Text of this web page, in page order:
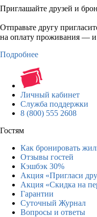
Приглашайте друзей и
Отправьте другу
на оплату проживания — и
Подробнее
Личный кабинет
Служба поддержки
8 (800) 555 2608
Гостям
Как бронировать
Отзывы гостей
Кэшбэк 30%
Акция «Пригласи
Акция «Скидка на
Гарантии
Суточный Журнал
Вопросы и ответы